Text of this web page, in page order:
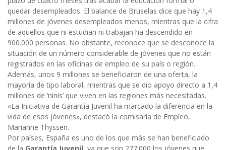
quedar desempleados. El balance de Bruselas dice que hay 1,4
millones de jóvenes desempleados menos, mientras que la cifra
de aquellos que ni estudian ni trabajan ha descendido en
900.000 personas. No obstante, reconoce que se desconoce la
situación de un número considerable de jóvenes que no están
registrados en las oficinas de empleo de su país o región.
Además, unos 9 millones se beneficiaron de una oferta, la
mayoría de tipo laboral, mientras que se dio apoyo directo a 1,4
millones de ‘ninis’ que viven en las regiones más necesitadas.
«La Iniciativa de Garantía Juvenil ha marcado la diferencia en la
vida de esos jóvenes», destacó la comisaria de Empleo,
Marianne Thyssen.
Por países, España es uno de los que más se han beneficiado